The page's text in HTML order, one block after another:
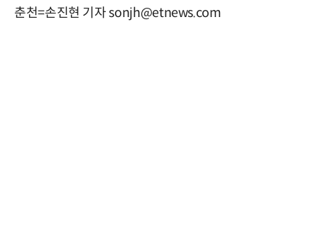
춘천=손진현 기자 sonjh@etnews.com